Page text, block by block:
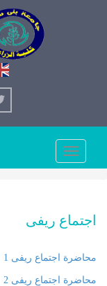
Toggle
navigation
اجتماع ريفى
محاضرة اجتماع ريفى 1
محاضرة اجتماع ريفى 2